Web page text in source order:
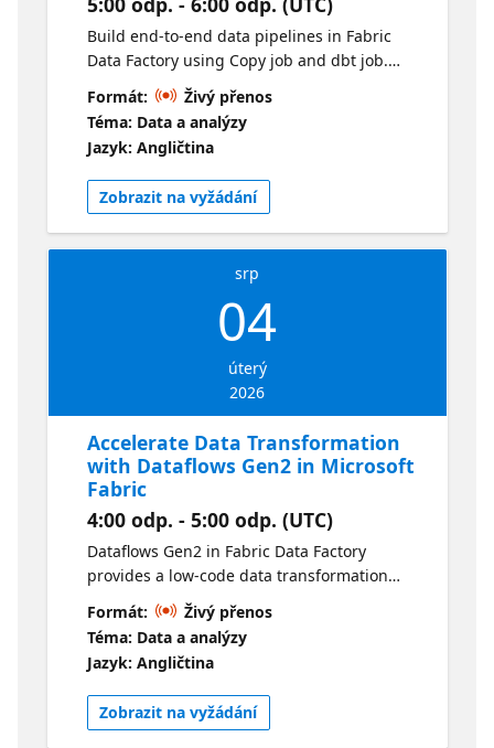
action—faster and with confidence
Build end-to-end data pipelines in Fabric
Data Factory using Copy job and dbt job.
Ingest data at scale, transform with dbt, and
orchestrate everything in a single pipeline to
produce analytics-ready datasets. Learn how
to streamline data integration, enforce
consistency, and accelerate delivery with a
unified, governed experience.
Formát:
Živý přenos
Téma: Data a analýzy
Jazyk: Angličtina
Zobrazit na vyžádání
srp
04
úterý
2026
Accelerate Data Transformation
with Dataflows Gen2 in Microsoft
Fabric
4:00 odp. - 5:00 odp. (UTC)
Dataflows Gen2 in Fabric Data Factory
provides a low-code data transformation
capability in Fabric that accelerates your
time to production. The Dataflows Product
Team will share future product plans and
provide deep dive insights into how to take
advantage of Dataflows Gen2 in Fabric.
Formát:
Živý přenos
Téma: Data a analýzy
Jazyk: Angličtina
Zobrazit na vyžádání